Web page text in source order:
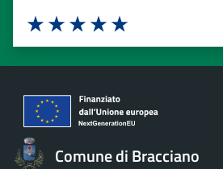
Valuta 5 stelle su 5
Valuta 4 stelle su 5
Valuta 3 stelle su 5
Valuta 2 stelle su 5
Valuta 1 stelle su 5
Comune di Bracciano